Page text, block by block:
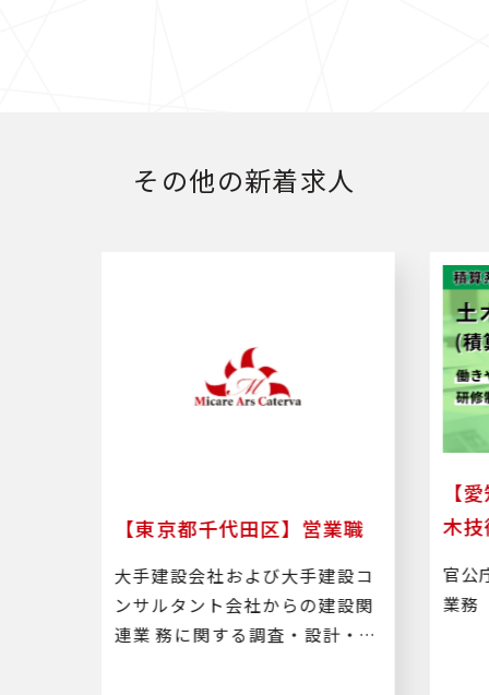
その他の新着求人
【東京都千代田区】営業職
大手建設会社および大手建設コ
ンサルタント会社からの建設関
連業 務に関する調査・設計・積
【
木
官公
業務